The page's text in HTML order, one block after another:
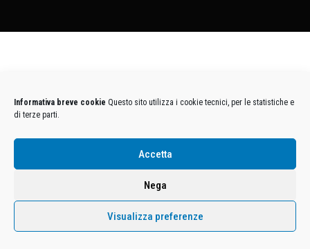
Informativa breve cookie Questo sito utilizza i cookie tecnici, per le statistiche e
di terze parti.
Accetta
Nega
Visualizza preferenze